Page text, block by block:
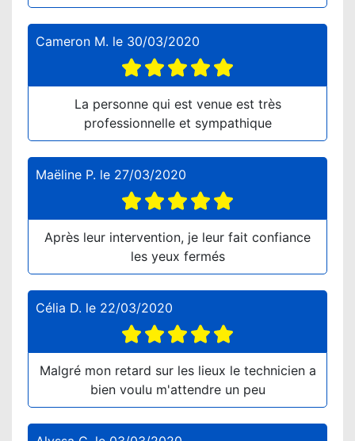
Cameron M. le 30/03/2020
La personne qui est venue est très
professionnelle et sympathique
Maëline P. le 27/03/2020
Après leur intervention, je leur fait confiance
les yeux fermés
Célia D. le 22/03/2020
Malgré mon retard sur les lieux le technicien a
bien voulu m'attendre un peu